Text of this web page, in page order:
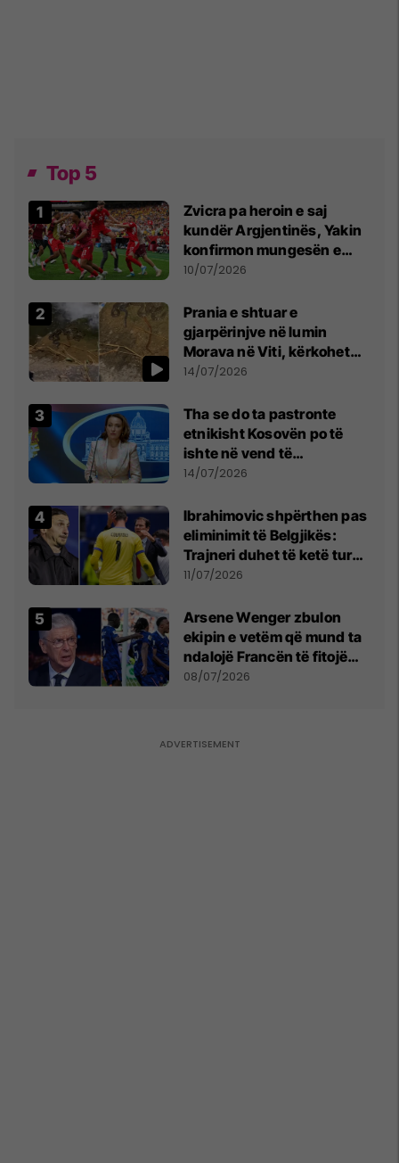
Top 5
Zvicra pa heroin e saj
kundër Argjentinës, Yakin
konfirmon mungesën e
madhe
10/07/2026
Prania e shtuar e
gjarpërinjve në lumin
Morava në Viti, kërkohet
kujdes nga qytetarët
14/07/2026
Tha se do ta pastronte
etnikisht Kosovën po të
ishte në vend të
Millosheviqit, Lëvizja e
kërkon shkarkimin e
menjëhershëm të
Snezhana Paunoviq
14/07/2026
Ibrahimovic shpërthen pas
eliminimit të Belgjikës:
Trajneri duhet të ketë turp,
ai lojtar se meritoi të luante
11/07/2026
Arsene Wenger zbulon
ekipin e vetëm që mund ta
ndalojë Francën të fitojë
Kupën e Botës
08/07/2026